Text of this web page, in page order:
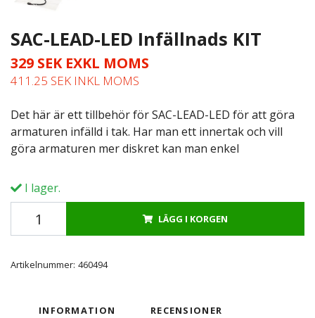
SAC-LEAD-LED Infällnads KIT
329 SEK EXKL MOMS
411.25 SEK INKL MOMS
Det här är ett tillbehör för SAC-LEAD-LED för att göra
armaturen infälld i tak. Har man ett innertak och vill
göra armaturen mer diskret kan man enkel
I lager.
LÄGG I KORGEN
Artikelnummer: 460494
INFORMATION RECENSIONER